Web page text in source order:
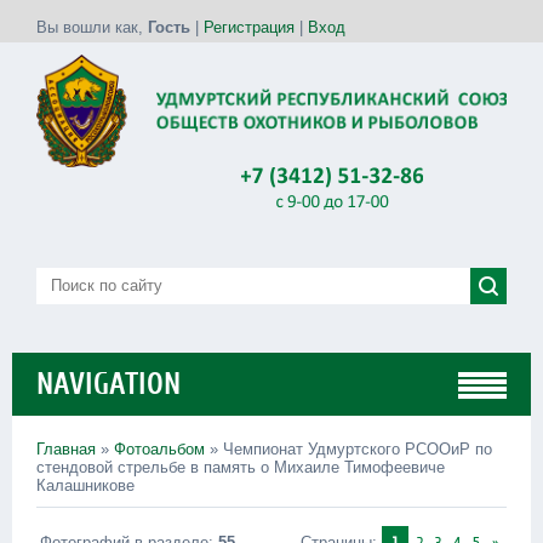
Вы вошли как, Гость Регистрация Вход
NAVIGATION
Главная » Фотоальбом » Чемпионат Удмуртского РСООиР по
стендовой стрельбе в память о Михаиле Тимофеевиче
Калашникове